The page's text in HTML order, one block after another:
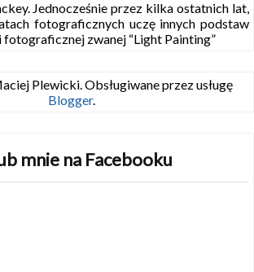
Jednocześnie przez kilka ostatnich lat,
fotograficznych uczę innych podstaw
zwanej “Light Painting”
Plewicki. Obsługiwane przez usługę
Blogger.
mnie na Facebooku